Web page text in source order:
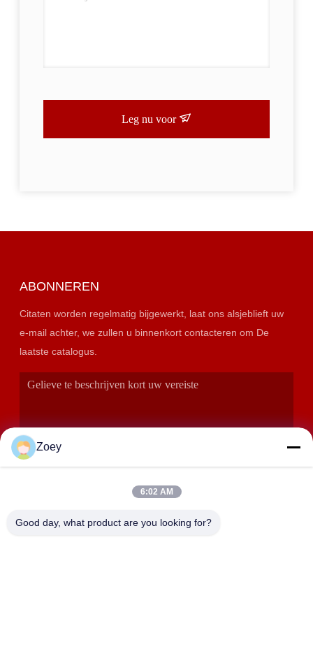
Leg nu voor
ABONNEREN
Citaten worden regelmatig bijgewerkt, laat ons alsjeblieft uw
e-mail achter, we zullen u binnenkort contacteren om De
laatste catalogus.
VERZENDEN
Zoey
6:02 AM
Good day, what product are you looking for?